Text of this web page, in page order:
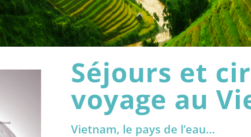
Séjours et
voyage au
Vietnam, le pays de l’eau…